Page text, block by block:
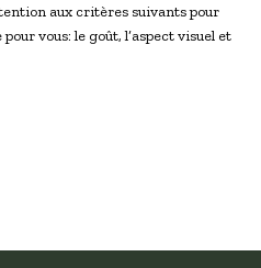
aux critères suivants pour
vous: le goût, l’aspect visuel et